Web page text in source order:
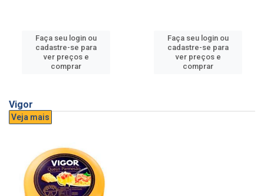
Faça seu login ou
cadastre-se para
ver preços e
comprar
Faça seu login ou
cadastre-se para
ver preços e
comprar
Vigor
Veja mais